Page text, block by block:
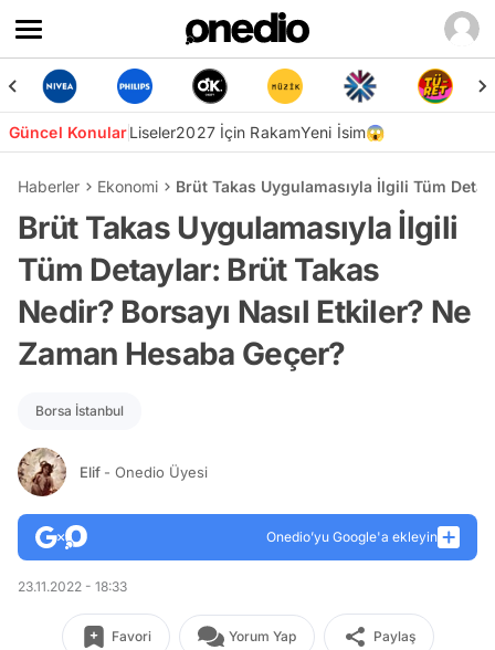
Güncel KonularLiseler2027 İçin RakamYeni İsim😱
Haberler Ekonomi Brüt Takas Uygulamasıyla İlgili Tüm
Brüt Takas Uygulamasıyla İlgili
Tüm Detaylar: Brüt Takas
Nedir? Borsayı Nasıl Etkiler? Ne
Zaman Hesaba Geçer?
Borsa İstanbul
Elif - Onedio Üyesi
Onedio’yu Google'a ekleyin
23.11.2022 - 18:33
Favori Yorum Yap Paylaş